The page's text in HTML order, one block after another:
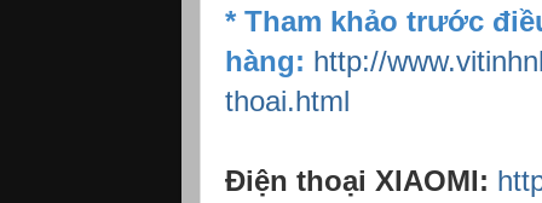
* Tham khảo trước
hàng: http://
thoai.html
Điện thoại XIAOMI: